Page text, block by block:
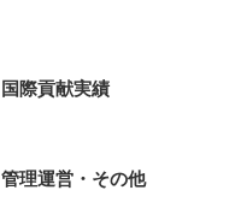
国際貢献実績
管理運営・その他